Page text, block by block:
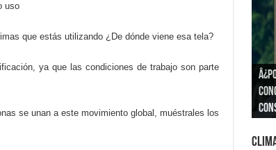
uso
que estás utilizando ¿De dónde viene esa tela?
ya que las condiciones de trabajo son parte
se unan a este movimiento global, muéstrales los